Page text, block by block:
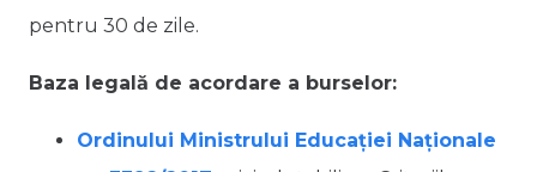
pentru 30 de zile.
Baza legală de acordare a burselor:
Ordinului Ministrului Educației Naționale